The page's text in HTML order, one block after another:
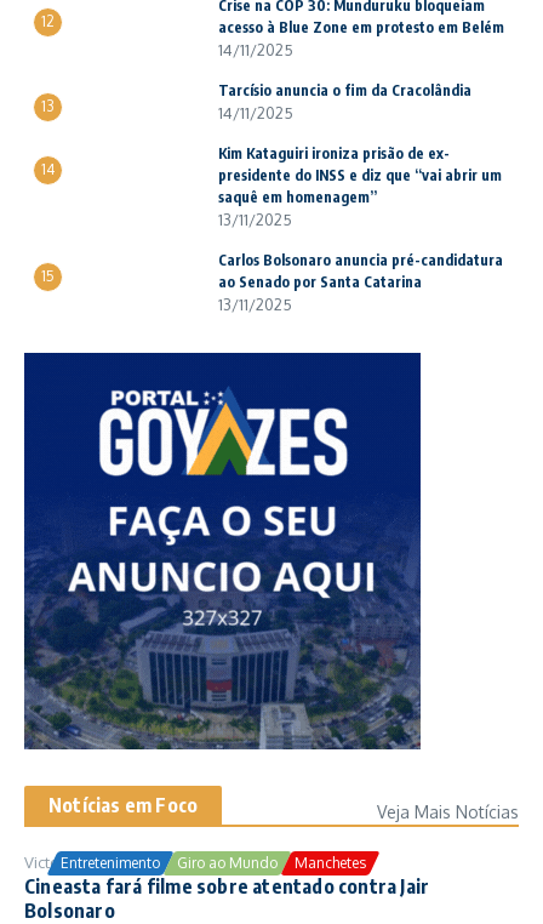
12
Crise na COP 30: Munduruku bloqueiam
acesso à Blue Zone em protesto em Belém
14/11/2025
13
Tarcísio anuncia o fim da Cracolândia
14/11/2025
14
Kim Kataguiri ironiza prisão de ex-
presidente do INSS e diz que “vai abrir um
saquê em homenagem”
13/11/2025
15
Carlos Bolsonaro anuncia pré-candidatura
ao Senado por Santa Catarina
13/11/2025
Notícias em Foco Veja Mais Notícias
Entretenimento Giro ao Mundo Manchetes
Victor Samuel 24/10/2025
Cineasta fará filme sobre atentado contra Jair
Bolsonaro